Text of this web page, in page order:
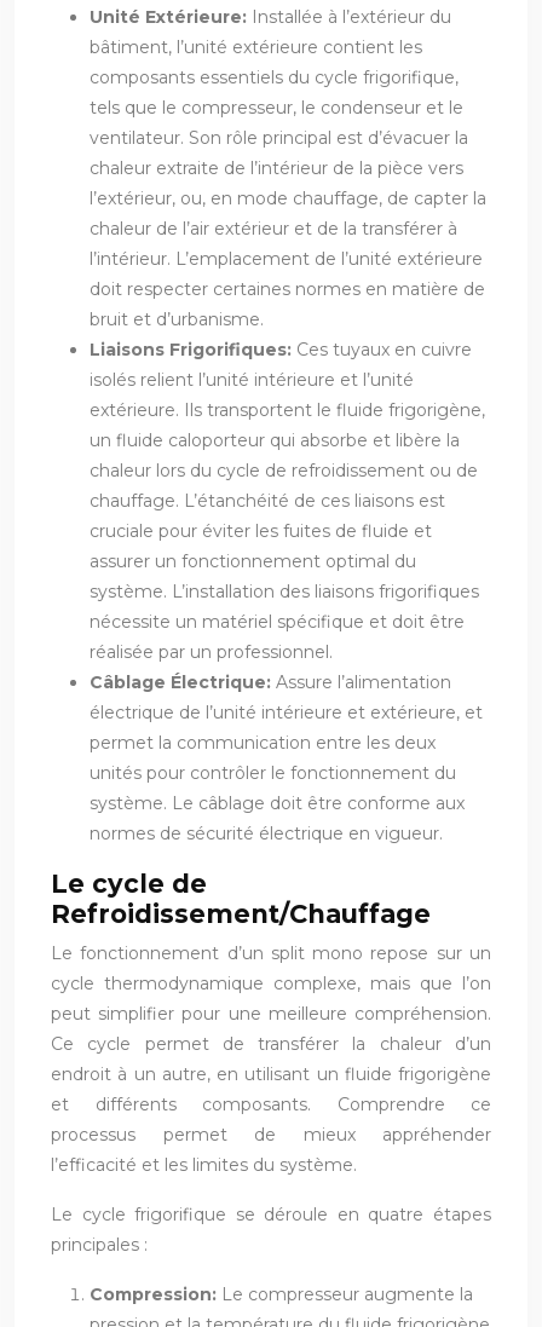
Unité Extérieure: Installée à l’extérieur du
bâtiment, l’unité extérieure contient les
composants essentiels du cycle frigorifique,
tels que le compresseur, le condenseur et le
ventilateur. Son rôle principal est d’évacuer la
chaleur extraite de l’intérieur de la pièce vers
l’extérieur, ou, en mode chauffage, de capter la
chaleur de l’air extérieur et de la transférer à
l’intérieur. L’emplacement de l’unité extérieure
doit respecter certaines normes en matière de
bruit et d’urbanisme.
Liaisons Frigorifiques: Ces tuyaux en cuivre
isolés relient l’unité intérieure et l’unité
extérieure. Ils transportent le fluide frigorigène,
un fluide caloporteur qui absorbe et libère la
chaleur lors du cycle de refroidissement ou de
chauffage. L’étanchéité de ces liaisons est
cruciale pour éviter les fuites de fluide et
assurer un fonctionnement optimal du
système. L’installation des liaisons frigorifiques
nécessite un matériel spécifique et doit être
réalisée par un professionnel.
Câblage Électrique: Assure l’alimentation
électrique de l’unité intérieure et extérieure, et
permet la communication entre les deux
unités pour contrôler le fonctionnement du
système. Le câblage doit être conforme aux
normes de sécurité électrique en vigueur.
Le cycle de
Refroidissement/Chauffage
Le fonctionnement d’un split mono repose sur un
cycle thermodynamique complexe, mais que l’on
peut simplifier pour une meilleure compréhension.
Ce cycle permet de transférer la chaleur d’un
endroit à un autre, en utilisant un fluide frigorigène
et différents composants. Comprendre ce
processus permet de mieux appréhender
l’efficacité et les limites du système.
Le cycle frigorifique se déroule en quatre étapes
principales :
Compression: Le compresseur augmente la